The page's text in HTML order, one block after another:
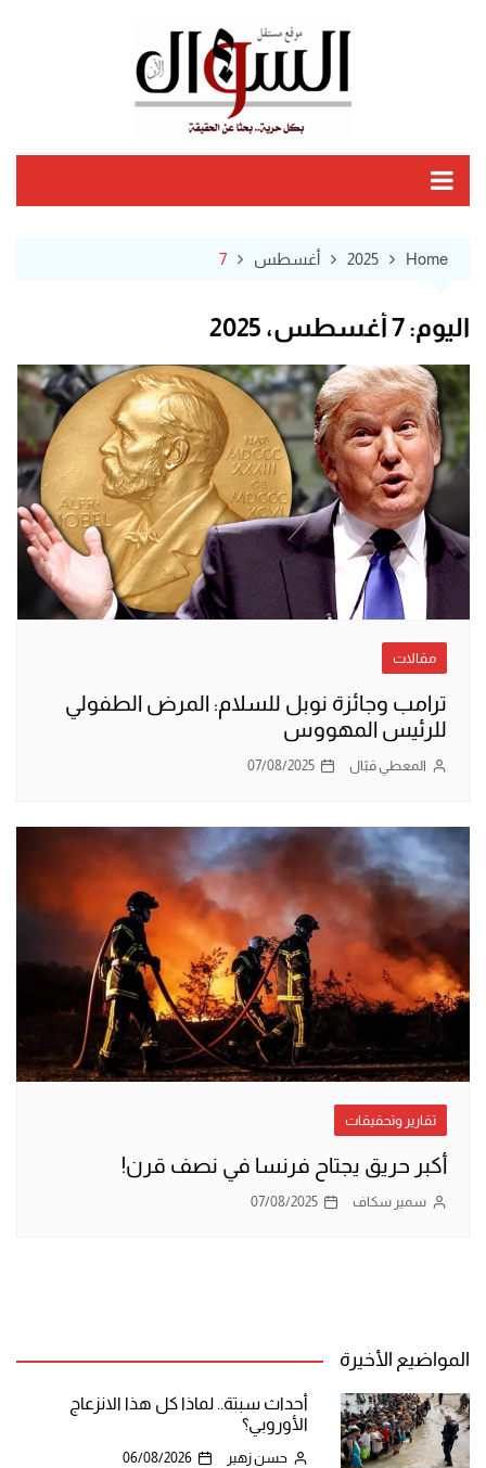
Home
2025 أغسطس 7
اليوم:7 أغسطس، 2025
مقالات
ترامب وجائزة نوبل للسلام: المرض الطفولي
للرئيس المهووس
المعطي قبّال 07/08/2025
تقارير وتحقيقات
أكبر حريق يجتاح فرنسا في نصف قرن!
سمير سكاف 07/08/2025
المواضيع الأخيرة
أحداث سبتة.. لماذا كل هذا الانزعاج
الأوروبي؟
حسن زهير 06/08/2026